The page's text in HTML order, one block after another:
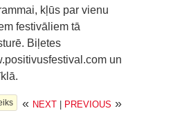
kļūs par vienu
festivāliem tā
Biļetes
un
« NEXT | PREVIOUS »